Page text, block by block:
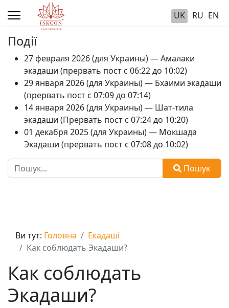
UK RU EN
Події
27 февраля 2026 (для Украины) — Амалаки
экадаши (прервать пост с 06:22 до 10:02)
29 января 2026 (для Украины) — Бхаими экадаши
(прервать пост с 07:09 до 07:14)
14 января 2026 (для Украины) — Шат-тила
экадаши (Прервать пост с 07:24 до 10:20)
01 декабря 2025 (для Украины) — Мокшада
Экадаши (прервать пост с 07:08 до 10:02)
Пошук
Пошук
Ви тут: Головна
Екадаші
Как соблюдать Экадаши?
Как соблюдать
Экадаши?